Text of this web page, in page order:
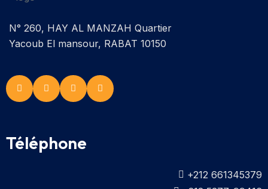
N° 260, HAY AL MANZAH Quartier
Yacoub El mansour, RABAT 10150
Téléphone
+212 661345379